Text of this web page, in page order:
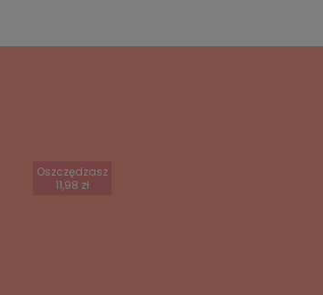
Oszczędzasz
11,98 zł